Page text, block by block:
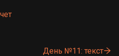
День №11: текст